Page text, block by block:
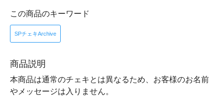
この商品のキーワード
SPチェキArchive
商品説明
本商品は通常のチェキとは異なるため、お客様のお名前
やメッセージは入りません。